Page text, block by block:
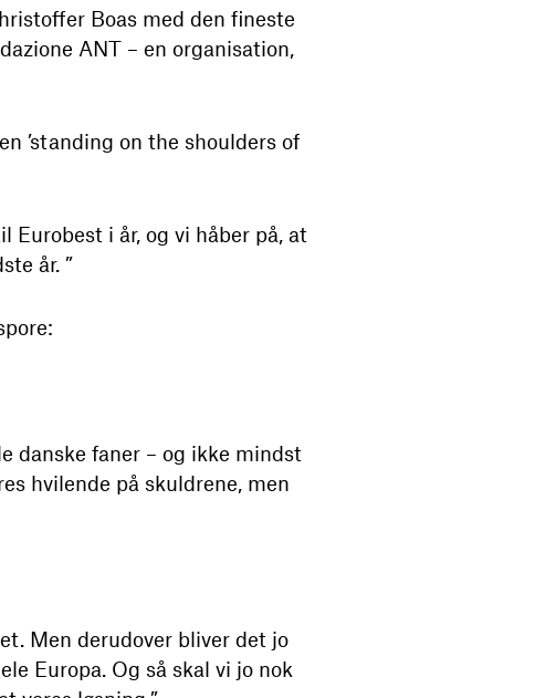
Boas med den fineste
ANT – en organisation,
’standing on the shoulders of
i år, og vi håber på, at
år. ”
danske faner – og ikke mindst
hvilende på skuldrene, men
Men derudover bliver det jo
Europa. Og så skal vi jo nok